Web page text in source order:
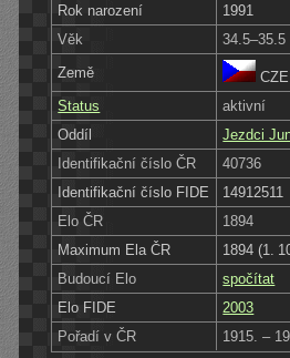
Rok narození
1991
Věk
34.5–35.5
Země
CZE
Status
aktivní
Oddíl
Jezdci
Identifikační číslo ČR
40736
Identifikační číslo FIDE
14912511
Elo ČR
1894
Maximum Ela ČR
1894 (1.
Budoucí Elo
spočítat
Elo FIDE
2003
Pořadí v ČR
1915. –